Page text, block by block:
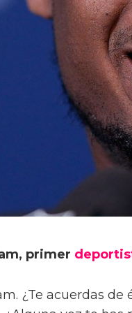
primer
¿Te acuerdas de